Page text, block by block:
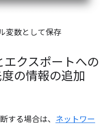
変数として保存
エクスポートへの
の情報の追加
する場合は、 ネットワー